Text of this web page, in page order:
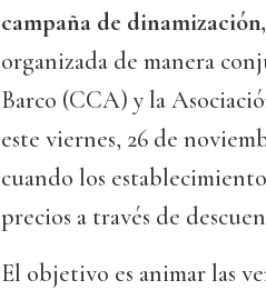
campaña de
organizada de manera
Barco (CCA) y la
este viernes, 26 de
cuando los
precios a través de
El objetivo es animar las